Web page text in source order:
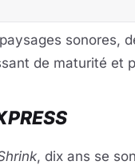
sonores,
de maturité et
, dix ans se